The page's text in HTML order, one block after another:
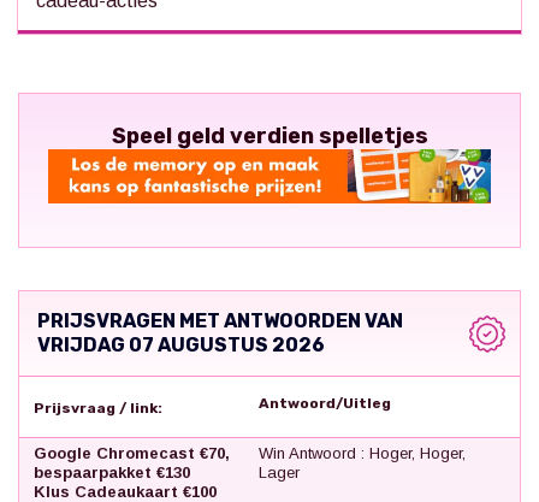
Speel geld verdien spelletjes
PRIJSVRAGEN MET ANTWOORDEN VAN
VRIJDAG 07 AUGUSTUS 2026
Prijsvraag / link: Antwoord/Uitleg
Google Chromecast €70,
bespaarpakket €130
Klus Cadeaukaart €100
Win Antwoord : Hoger, Hoger,
Lager